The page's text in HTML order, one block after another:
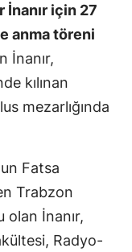
Kocaeli
Konya
Kütahya
Malatya
Mardin
Muğla
İnanır için 27
anma töreni
İnanır,
kılınan
mezarlığında
Fatsa
Trabzon
olan İnanır,
Radyo-